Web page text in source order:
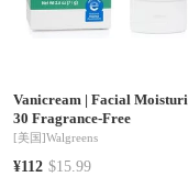
Vanicream | Facial
30 Fragrance-Free
[美国]Walgreens
¥112 $15.99